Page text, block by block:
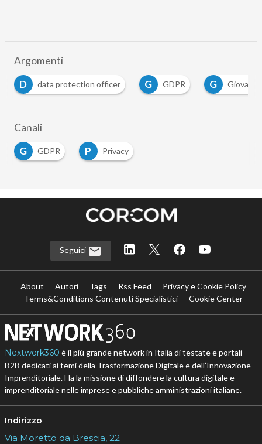
Argomenti
D
data protection officer G GDPR G
Canali
G
GDPR P Privacy
Seguici
About Autori Tags Rss Feed
Privacy e Cookie Policy
Terms&Conditions Contenuti Specialistici
Cookie Center
Nextwork360 è il più grande network in Italia di testate e portali
B2B dedicati ai temi della Trasformazione Digitale e dell’Innovazione
Imprenditoriale. Ha la missione di diffondere la cultura digitale e
imprenditoriale nelle imprese e pubbliche amministrazioni italiane.
Indirizzo
Via Moretto da Brescia, 22